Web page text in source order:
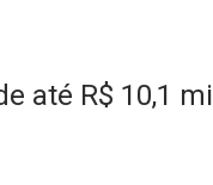
até R$ 10,1 mil